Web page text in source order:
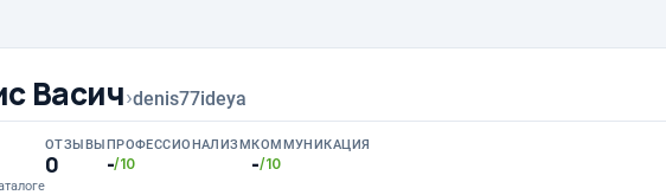
Васич›denis77ideya
ОТЗЫВЫ
0
ПРОФЕССИОНАЛИЗМ
-/10
КОММУНИКАЦИЯ
-/10